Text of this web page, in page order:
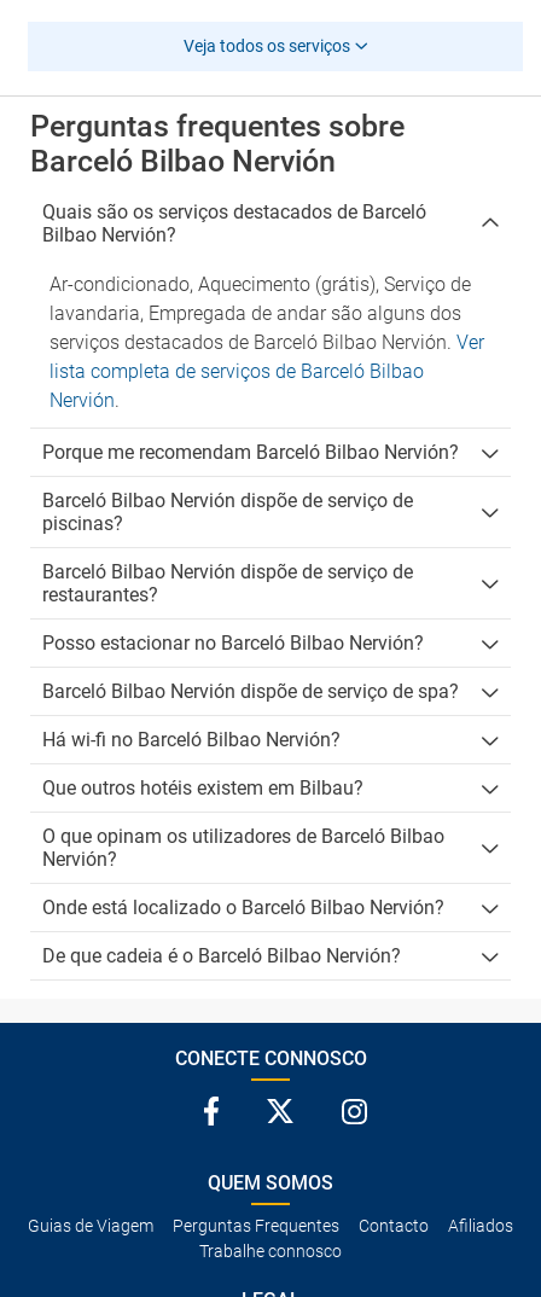
Veja todos os serviços
Perguntas frequentes sobre
Barceló Bilbao Nervión
Quais são os serviços destacados de Barceló
Bilbao Nervión?
Ar-condicionado, Aquecimento (grátis), Serviço de
lavandaria, Empregada de andar são alguns dos
serviços destacados de Barceló Bilbao Nervión. Ver
lista completa de serviços de Barceló Bilbao
Nervión.
Porque me recomendam Barceló Bilbao Nervión?
Barceló Bilbao Nervión dispõe de serviço de
piscinas?
Barceló Bilbao Nervión dispõe de serviço de
restaurantes?
Posso estacionar no Barceló Bilbao Nervión?
Barceló Bilbao Nervión dispõe de serviço de spa?
Há wi-fi no Barceló Bilbao Nervión?
Que outros hotéis existem em Bilbau?
O que opinam os utilizadores de Barceló Bilbao
Nervión?
Onde está localizado o Barceló Bilbao Nervión?
De que cadeia é o Barceló Bilbao Nervión?
CONECTE CONNOSCO
QUEM SOMOS
Guias de Viagem Perguntas Frequentes Contacto
Afiliados
Trabalhe connosco